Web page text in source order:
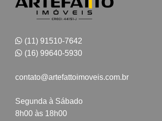
(11) 91510-7642
(16) 99640-5930
contato@artefattoimoveis.com.br
Segunda à Sábado
8h00 às 18h00